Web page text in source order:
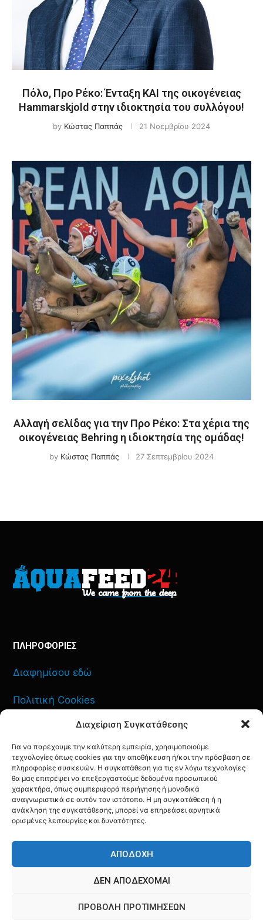
Διαχείριση Συγκατάθεσης
Για να παρέχουμε την καλύτερη εμπειρία, χρησιμοποιούμε
τεχνολογίες όπως cookies για την αποθήκευση ή/και την πρόσβαση σε
πληροφορίες συσκευών. Η συγκατάθεση για τις εν λόγω τεχνολογίες
θα μας επιτρέψει να επεξεργαστούμε δεδομένα προσωπικού
χαρακτήρα, όπως συμπεριφορά περιήγησης ή μοναδικά
αναγνωριστικά σε αυτόν τον ιστότοπο. Η μη συγκατάθεση ή η
ανάκληση της συγκατάθεσης, μπορεί να επηρεάσει αρνητικά
ορισμένες λειτουργίες και δυνατότητες.
ΑΠΟΔΟΧΉ
ΔΕΝ ΑΠΟΔΈΧΟΜΑΙ
ΠΡΟΒΟΛΉ ΠΡΟΤΙΜΉΣΕΩΝ
Πόλο, Προ Ρέκο: Ένταξη ΚΑΙ της οικογένειας
Hammarskjold στην ιδιοκτησία του συλλόγου!
by Κώστας Παππάς 21 Νοεμβρίου 2024
Αλλαγή σελίδας για την Προ Ρέκο: Στα χέρια της
οικογένειας Behring η ιδιοκτησία της ομάδας!
by Κώστας Παππάς 27 Σεπτεμβρίου 2024
ΠΛΗΡΟΦΟΡΙΕΣ
Διαφημίσου εδώ
Πολιτική Cookies
Πολιτική Απορρήτου
ΕΠΙΚΟΙΝΩΝΙΑ
YOUTUBE